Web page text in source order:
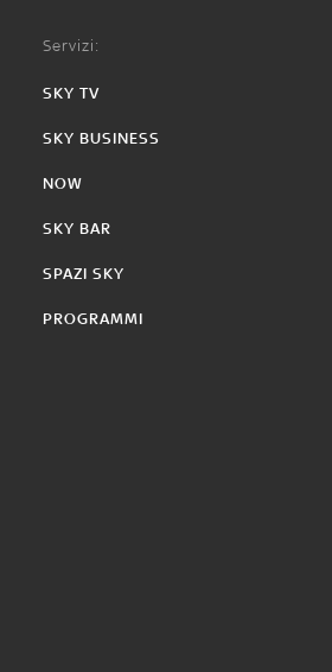
Servizi:
SKY TV
SKY BUSINESS
NOW
SKY BAR
SPAZI SKY
PROGRAMMI